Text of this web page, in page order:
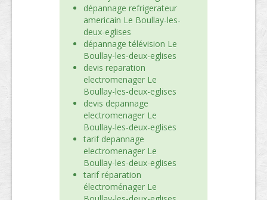
dépannage refrigerateur
americain Le Boullay-les-
deux-eglises
dépannage télévision Le
Boullay-les-deux-eglises
devis reparation
electromenager Le
Boullay-les-deux-eglises
devis depannage
electromenager Le
Boullay-les-deux-eglises
tarif depannage
electromenager Le
Boullay-les-deux-eglises
tarif réparation
électroménager Le